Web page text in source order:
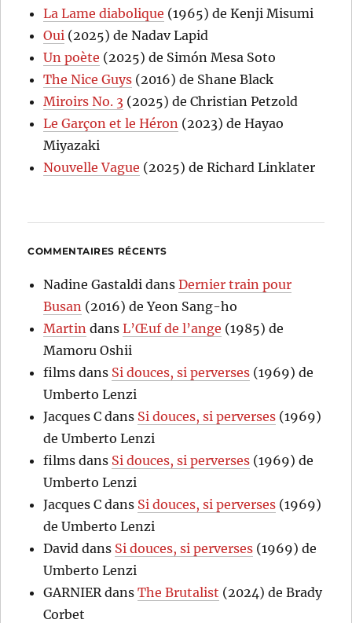
La Lame diabolique (1965) de Kenji Misumi
Oui (2025) de Nadav Lapid
Un poète (2025) de Simón Mesa Soto
The Nice Guys (2016) de Shane Black
Miroirs No. 3 (2025) de Christian Petzold
Le Garçon et le Héron (2023) de Hayao
Miyazaki
Nouvelle Vague (2025) de Richard Linklater
COMMENTAIRES RÉCENTS
Nadine Gastaldi dansDernier train pour
Busan (2016) de Yeon Sang-ho
Martin dansL’Œuf de l’ange (1985) de
Mamoru Oshii
films dans Si douces, si perverses (1969) de
Umberto Lenzi
Jacques C dans Si douces, si perverses (1969)
de Umberto Lenzi
films dans Si douces, si perverses (1969) de
Umberto Lenzi
Jacques C dans Si douces, si perverses (1969)
de Umberto Lenzi
David dans Si douces, si perverses (1969) de
Umberto Lenzi
GARNIER dansThe Brutalist (2024) de Brady
Corbet